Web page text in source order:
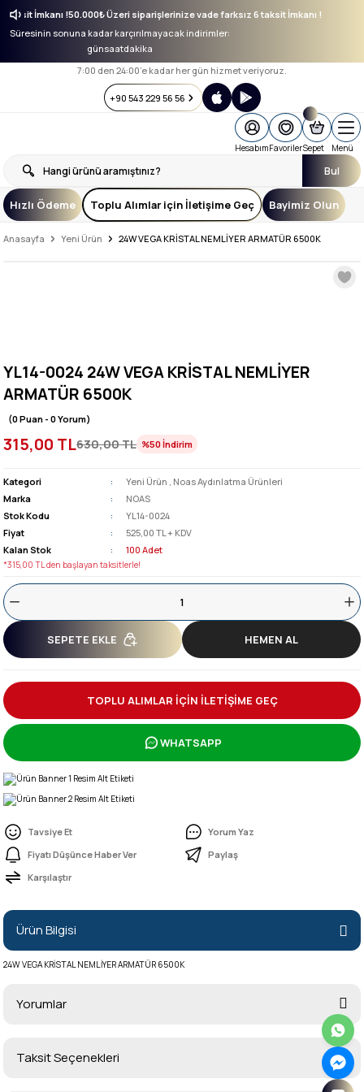
6 taksit İmkanı !50.000₺ Üzeri siparişlerinize vade farksız 6 taksit İmkanı !
Süresinin sonuna kadar karçırılmayacak indirimler:
günsaatdakika
7:00 den 24:00’e kadar her gün hizmet veriyoruz.
+90 543 229 56 56
Bul
HesabımFavorilerSepet Menü
Hızlı Ödeme Toplu Alımlar için İletişime Geç Bayimiz Olun
Anasayfa Yeni Ürün 24W VEGA KRİSTAL NEMLİYER ARMATÜR 6500K
YL14-0024 24W VEGA KRİSTAL NEMLİYER
ARMATÜR 6500K
(0 Puan - 0 Yorum)
315,00 TL630,00 TL %50İndirim
Kategori Yeni Ürün , Noas Aydınlatma Ürünleri
Marka
NOAS
Stok Kodu
YL14-0024
Fiyat
525,00 TL + KDV
Kalan Stok
100 Adet
*315,00 TL den başlayan taksitlerle!
SEPETE EKLE HEMEN AL
TOPLU ALIMLAR İÇİN İLETİŞİME GEÇ
WHATSAPP
Tavsiye Et
Yorum Yaz
Fiyatı Düşünce Haber Ver
Paylaş
Karşılaştır
Ürün Bilgisi
24W VEGA KRİSTAL NEMLİYER ARMATÜR 6500K
Yorumlar
Bu ürüne ilk yorumu siz yapın!
Taksit Seçenekleri